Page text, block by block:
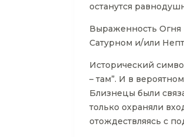
останутся
Выраженность Огня
Сатурном и/или
Исторический
– там”. И в
Близнецы были
только охраняли
отождествляясь с